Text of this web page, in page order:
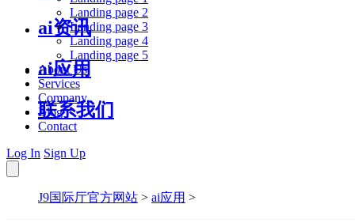
ai资讯
ai应用
联系我们
Landing page 2
Landing page 3
Landing page 4
Landing page 5
About Us
Services
Company
Blog
Contact
Log In Sign Up
J9国际厅官方网站 > ai应用 >